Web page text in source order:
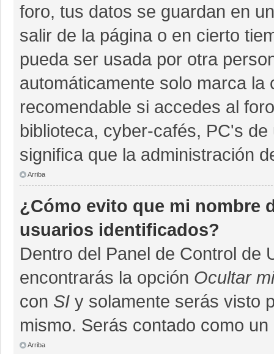
foro, tus datos se guardan en
salir de la página o en cierto
pueda ser usada por otra
automáticamente solo marca la
recomendable si accedes al
biblioteca, cyber-cafés, PC's
significa que la administración
Arriba
¿Cómo evito que mi nombre
usuarios identificados?
Dentro del Panel de Control de
encontrarás la opción Ocultar
con SI y solamente serás visto
mismo. Serás contado como
Arriba